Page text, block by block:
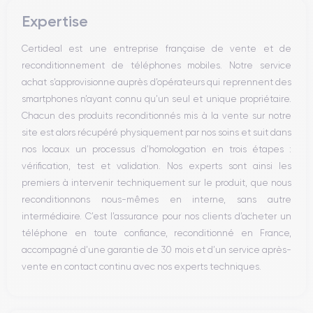
Haut parleur
Bouton Home
Bluetooth
WiFi
Réseau
Vibreur
Prise USB
Expertise
Certideal est une entreprise française de vente et de
reconditionnement de téléphones mobiles. Notre service
achat s’approvisionne auprès d’opérateurs qui reprennent des
smartphones n’ayant connu qu’un seul et unique propriétaire.
Chacun des produits reconditionnés mis à la vente sur notre
site est alors récupéré physiquement par nos soins et suit dans
nos locaux un processus d’homologation en trois étapes :
vérification, test et validation. Nos experts sont ainsi les
premiers à intervenir techniquement sur le produit, que nous
reconditionnons nous-mêmes en interne, sans autre
intermédiaire. C’est l’assurance pour nos clients d’acheter un
téléphone en toute confiance, reconditionné en France,
accompagné d’une garantie de 30 mois et d’un service après-
vente en contact continu avec nos experts techniques.